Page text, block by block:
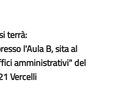
terrà:
l'Aula B, sita al
amministrativi" del
Vercelli